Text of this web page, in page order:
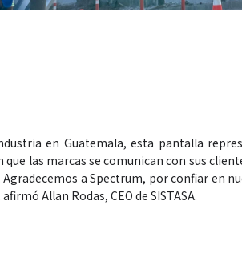
en Guatemala, esta pantalla
que las marcas se comunican con sus
Agradecemos a Spectrum, por confiar en
Allan Rodas, CEO de SISTASA.
El cuidado de la piel va